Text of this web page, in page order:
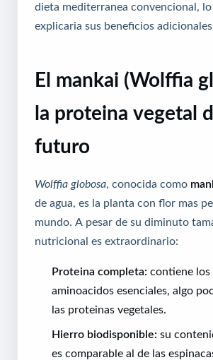
dieta mediterranea convencional,
explicaria sus beneficios adicionales.
El mankai (Wolffia
la proteina vegetal
futuro
Wolffia globosa , conocida como
de agua, es la planta con flor mas
mundo. A pesar de su diminuto
nutricional es extraordinario:
Proteina completa: contiene los
aminoacidos esenciales, algo
las proteinas vegetales.
Hierro biodisponible: su
es comparable al de las